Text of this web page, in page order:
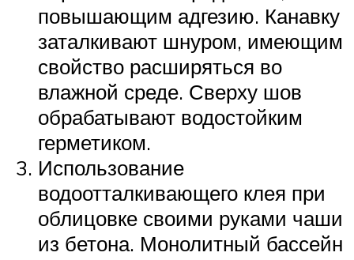
повышающим адгезию. Канавку
заталкивают шнуром, имеющим
свойство расширяться во
влажной среде. Сверху шов
обрабатывают водостойким
герметиком.
Использование
водоотталкивающего клея при
облицовке своими руками чаши
из бетона. Монолитный бассейн